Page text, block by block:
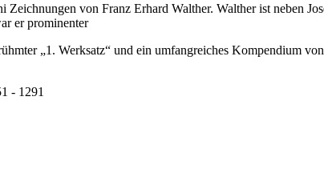
von Franz Erhard Walther. Walther ist neben
er prominenter
„1. Werksatz“ und ein umfangreiches Kompendium
- 1291